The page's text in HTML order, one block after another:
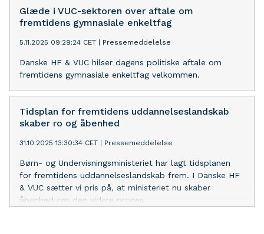
Glæde i VUC-sektoren over aftale om
fremtidens gymnasiale enkeltfag
5.11.2025 09:29:24 CET Pressemeddelelse
Danske HF & VUC hilser dagens politiske aftale om
fremtidens gymnasiale enkeltfag velkommen.
Tidsplan for fremtidens uddannelseslandskab
skaber ro og åbenhed
31.10.2025 13:30:34 CET Pressemeddelelse
Børn- og Undervisningsministeriet har lagt tidsplanen
for fremtidens uddannelseslandskab frem. I Danske HF
& VUC sætter vi pris på, at ministeriet nu skaber
åbenhed om den videre proces.